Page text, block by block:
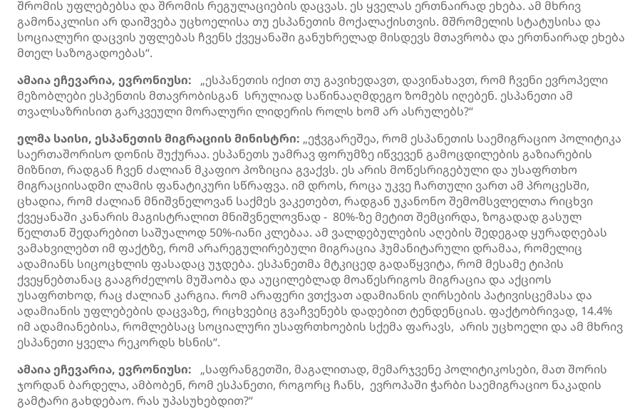
შრომის უფლებებსა და შრომის რეგულაციების დაცვას. ეს ყველას ერთნაირად ეხება. ამ მხრივ
გამონაკლისი არ დაიშვება უცხოელისა თუ ესპანეთის მოქალაქისთვის. მშრომელის სტატუსისა და
სოციალური დაცვის უფლებას ჩვენს ქვეყანაში განუხრელად მისდევს მთავრობა და ერთნაირად ეხება
მთელ საზოგადოებას“.
ამაია ეჩევარია, ევრონიუსი: „ესპანეთის იქით თუ გავიხედავთ, დავინახავთ, რომ ჩვენი ევროპელი
მეზობლები ესპენთის მთავრობისგან სრულიად საწინააღმდეგო ზომებს იღებენ. ესპანეთი ამ
თვალსაზრისით გარკვეული მორალური ლიდერის როლს ხომ არ ასრულებს?“
ელმა საისი, ესპანეთის მიგრაციის მინისტრი: „ეჭვგარეშეა, რომ ესპანეთის საემიგრაციო პოლიტიკა
საერთაშორისო დონის შუქურაა. ესპანეთს უამრავ ფორუმზე იწვევენ გამოცდილების გაზიარების
მიზნით, რადგან ჩვენ ძალიან მკაფიო პოზიცია გვაქვს. ეს არის მოწესრიგებული და უსაფრთხო
მიგრაციისადმი ლამის ფანატიკური სწრაფვა. იმ დროს, როცა უკვე ჩართული ვართ ამ პროცესში,
ცხადია, რომ ძალიან მნიშვნელოვან საქმეს ვაკეთებთ, რადგან უკანონო შემომსვლელთა რიცხვი
ქვეყანაში კანარის მაგისტრალით მნიშვნელოვნად - 80%-ზე მეტით შემცირდა, ზოგადად გასულ
წელთან შედარებით საშუალოდ 50%-იანი კლებაა. ამ ვალდებულების აღების შედეგად ყურადღებას
ვამახვილებთ იმ ფაქტზე, რომ არარეგულირებული მიგრაცია ჰუმანიტარული დრამაა, რომელიც
ადამიანს სიცოცხლის ფასადაც უჯდება. ესპანეთმა მტკიცედ გადაწყვიტა, რომ მესამე ტიპის
ქვეყნებთანაც გააგრძელოს მუშაობა და აუცილებლად მოაწესრიგოს მიგრაცია და აქციოს
უსაფრთხოდ, რაც ძალიან კარგია. რომ არაფერი ვთქვათ ადამიანის ღირსების პატივისცემასა და
ადამიანის უფლებების დაცვაზე, რიცხვებიც გვაჩვენებს დადებით ტენდენციას. ფაქტობრივად, 14.4%
იმ ადამიანებისა, რომლებსაც სოციალური უსაფრთხოების სქემა ფარავს, არის უცხოელი და ამ მხრივ
ესპანეთი ყველა რეკორდს ხსნის“.
ამაია ეჩევარია, ევრონიუსი: „საფრანგეთში, მაგალითად, მემარჯვენე პოლიტიკოსები, მათ შორის
ჯორდან ბარდელა, ამბობენ, რომ ესპანეთი, როგორც ჩანს, ევროპაში ჭარბი საემიგრაციო ნაკადის
გამტარი გახდებაო. რას უპასუხებდით?“